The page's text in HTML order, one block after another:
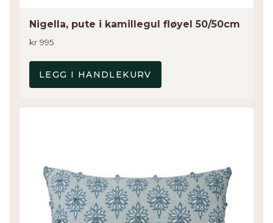
Nigella, pute i kamillegul fløyel 50/50cm
kr 995
LEGG I HANDLEKURV